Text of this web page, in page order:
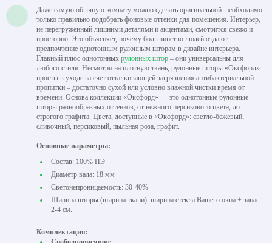
Даже самую обычную комнату можно сделать оригинальной: необходимо
только правильно подобрать фоновые оттенки для помещения. Интерьер,
не перегруженный лишними деталями и акцентами, смотрится свежо и
просторно. Это объясняет, почему большинство людей отдают
предпочтение однотонным рулонным шторам в дизайне интерьера.
Главный плюс однотонных рулонных штор – они универсальны для
любого стиля. Несмотря на плотную ткань, рулонные шторы «Оксфорд»
просты в уходе за счет отталкивающей загрязнения антибактериальной
пропитки – достаточно сухой или условно влажной чистки время от
времени. Основа коллекции «Оксфорд» — это однотонные рулонные
шторы разнообразных оттенков, от нежного персикового цвета, до
строгого графита. Цвета, доступные в «Оксфорд»: светло-бежевый,
сливочный, персиковый, пыльная роза, графит.
Основные параметры:
Состав: 100% ПЭ
Диаметр вала: 18 мм
Светонепроницаемость: 30-40%
Ширина шторы (ширина ткани): ширина стекла Вашего окна + запас
2-4 см.
Комплектация: